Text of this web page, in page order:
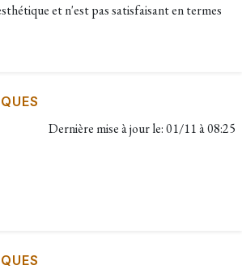
et n'est pas satisfaisant en termes
Dernière mise à jour le:01/11 à 08:25